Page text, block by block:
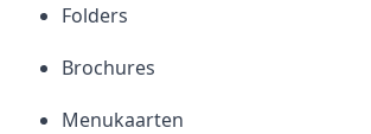
Folders
Brochures
Menukaarten